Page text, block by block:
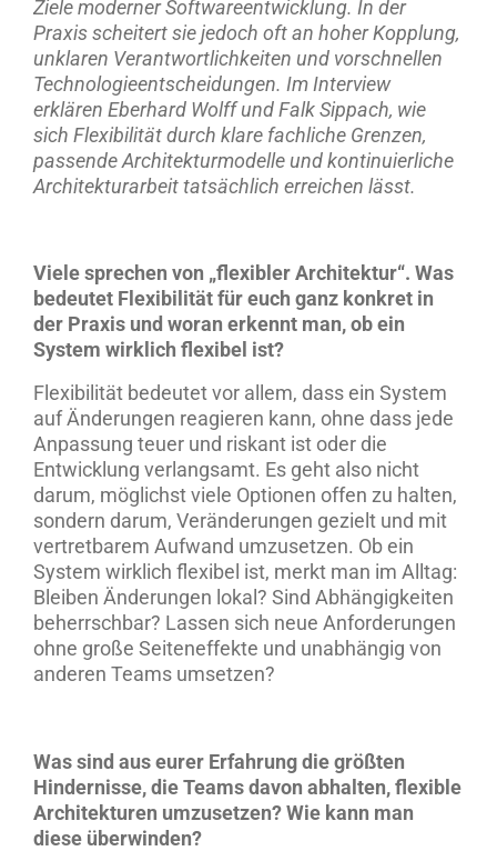
Ziele moderner Softwareentwicklung. In der
Praxis scheitert sie jedoch oft an hoher Kopplung,
unklaren Verantwortlichkeiten und vorschnellen
Technologieentscheidungen. Im Interview
erklären Eberhard Wolff und Falk Sippach, wie
sich Flexibilität durch klare fachliche Grenzen,
passende Architekturmodelle und kontinuierliche
Architekturarbeit tatsächlich erreichen lässt.
Viele sprechen von „flexibler Architektur“. Was
bedeutet Flexibilität für euch ganz konkret in
der Praxis und woran erkennt man, ob ein
System wirklich flexibel ist?
Flexibilität bedeutet vor allem, dass ein System
auf Änderungen reagieren kann, ohne dass jede
Anpassung teuer und riskant ist oder die
Entwicklung verlangsamt. Es geht also nicht
darum, möglichst viele Optionen offen zu halten,
sondern darum, Veränderungen gezielt und mit
vertretbarem Aufwand umzusetzen. Ob ein
System wirklich flexibel ist, merkt man im Alltag:
Bleiben Änderungen lokal? Sind Abhängigkeiten
beherrschbar? Lassen sich neue Anforderungen
ohne große Seiteneffekte und unabhängig von
anderen Teams umsetzen?
Was sind aus eurer Erfahrung die größten
Hindernisse, die Teams davon abhalten, flexible
Architekturen umzusetzen? Wie kann man
diese überwinden?